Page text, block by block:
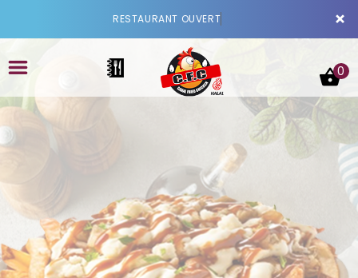
×
RESTAURANT OUVERT
LA CARTE
VOTRE COMPTE
0